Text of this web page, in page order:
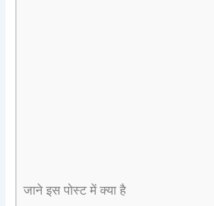
जाने इस पोस्ट में क्या है